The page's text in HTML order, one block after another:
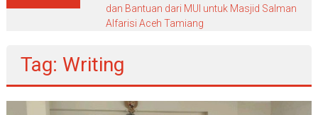
dan Bantuan dari MUI untuk Masjid Salman
Alfarisi Aceh Tamiang
Tag: Writing